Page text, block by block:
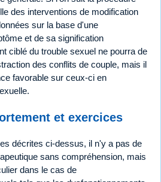
des interventions de modification
sur la base d'une
et de sa signification
ciblé du trouble sexuel ne pourra de
des conflits de couple, mais il
favorable sur ceux-ci en
et exercices
décrites ci-dessus, il n'y a pas de
sans compréhension, mais
dans le cas de